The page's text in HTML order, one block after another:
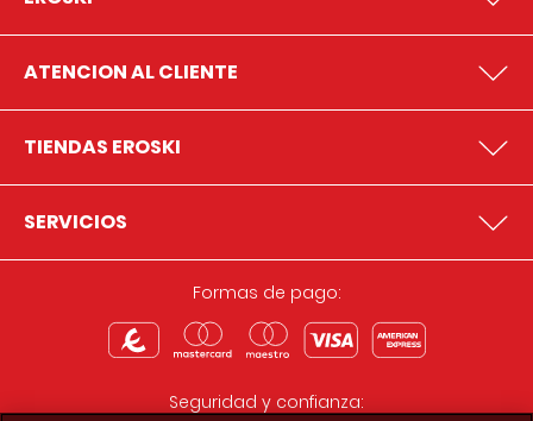
ATENCION AL CLIENTE
TIENDAS EROSKI
SERVICIOS
Formas de pago:
Seguridad y confianza: